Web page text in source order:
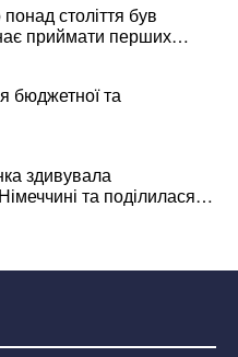
століття був
приймати перших
бюджетної та
здивувала
та поділилася